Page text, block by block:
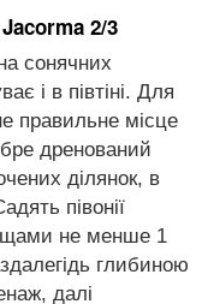
2/3
сонячних
і в півтіні. Для
правильне місце
дренований
ділянок, в
півонії
не менше 1
глибиною
далі